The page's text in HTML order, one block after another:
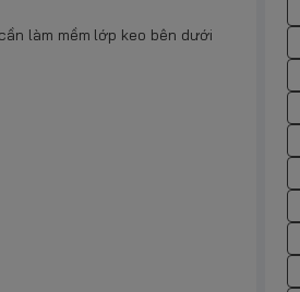
làm mềm lớp keo bên dưới